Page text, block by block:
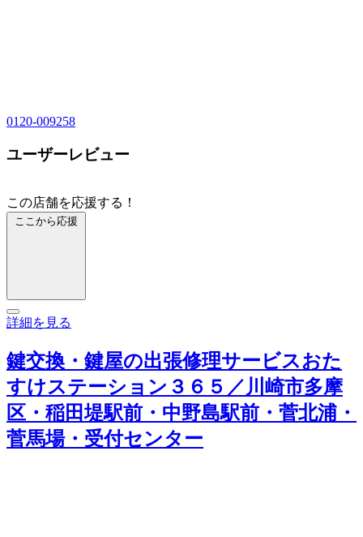
0120-009258
ユーザーレビュー
この店舗を応援する！
ここから応援
詳細を見る
鍵交換・鍵屋の出張修理サービスおた
すけステーション３６５／川崎市多摩
区・稲田堤駅前・中野島駅前・菅北浦・
菅馬場・受付センター